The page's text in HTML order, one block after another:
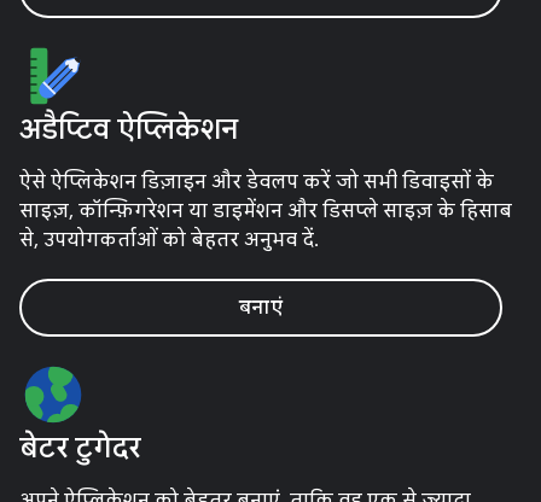
अडैप्टिव ऐप्लिकेशन
ऐसे ऐप्लिकेशन डिज़ाइन और डेवलप करें जो सभी डिवाइसों के
साइज़, कॉन्फ़िगरेशन या डाइमेंशन और डिसप्ले साइज़ के हिसाब
से, उपयोगकर्ताओं को बेहतर अनुभव दें.
बनाएं
बेटर टुगेदर